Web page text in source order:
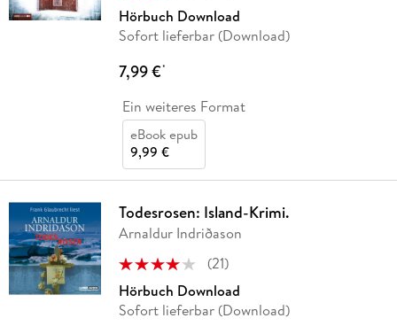
Hörbuch Download
Sofort lieferbar (Download)
7,99 €*
Ein weiteres Format
eBook epub
9,99 €
Todesrosen: Island-Krimi.
Arnaldur Indriðason
(21)
Hörbuch Download
Sofort lieferbar (Download)